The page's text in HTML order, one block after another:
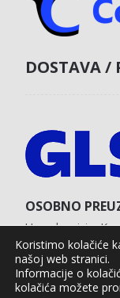
DOSTAVA /
OSOBNO
U poslovnici u
karticom na web
Agro Moto Shop ©
Koristimo kolačiće
našoj web stranici.
Informacije o
kolačića možete